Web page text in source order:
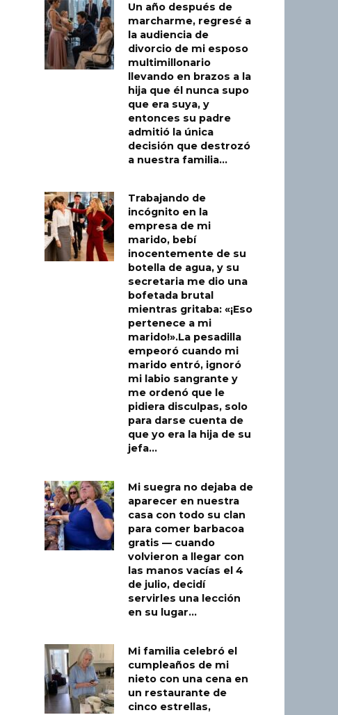
Un año después de
marcharme, regresé a
la audiencia de
divorcio de mi esposo
multimillonario
llevando en brazos a la
hija que él nunca supo
que era suya, y
entonces su padre
admitió la única
decisión que destrozó
a nuestra familia…
Trabajando de
incógnito en la
empresa de mi
marido, bebí
inocentemente de su
botella de agua, y su
secretaria me dio una
bofetada brutal
mientras gritaba: «¡Eso
pertenece a mi
marido!».La pesadilla
empeoró cuando mi
marido entró, ignoró
mi labio sangrante y
me ordenó que le
pidiera disculpas, solo
para darse cuenta de
que yo era la hija de su
jefa…
Mi suegra no dejaba de
aparecer en nuestra
casa con todo su clan
para comer barbacoa
gratis — cuando
volvieron a llegar con
las manos vacías el 4
de julio, decidí
servirles una lección
en su lugar…
Mi familia celebró el
cumpleaños de mi
nieto con una cena en
un restaurante de
cinco estrellas,